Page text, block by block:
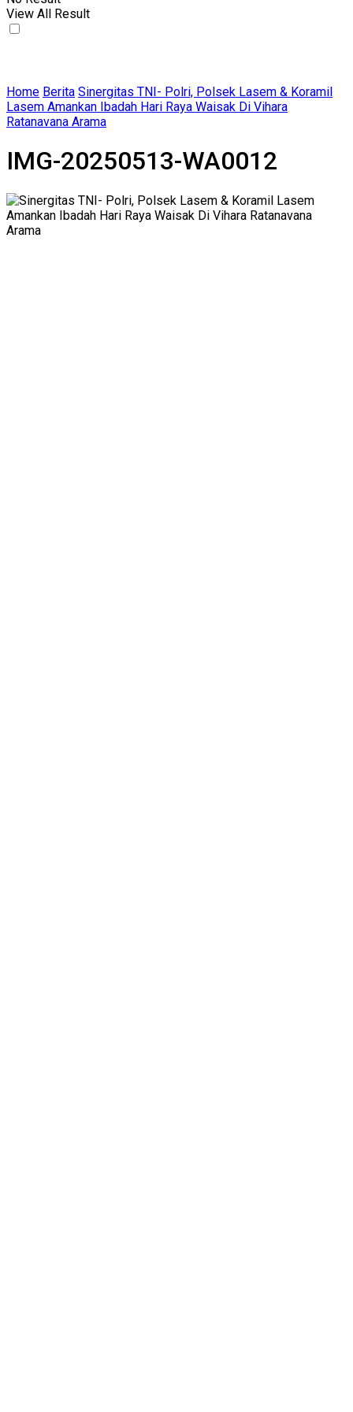
View All Result
Home Berita Sinergitas TNI- Polri, Polsek Lasem & Koramil
Lasem Amankan Ibadah Hari Raya Waisak Di Vihara
Ratanavana Arama
IMG-20250513-WA0012